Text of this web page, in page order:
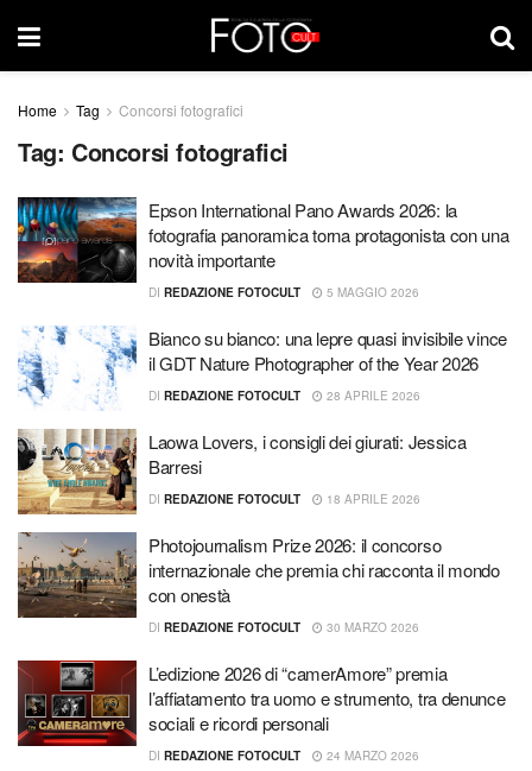
Home Tag Concorsi fotografici
Tag: Concorsi fotografici
Epson International Pano Awards 2026: la
fotografia panoramica torna protagonista con una
novità importante
DI REDAZIONE FOTOCULT 5 MAGGIO 2026
Bianco su bianco: una lepre quasi invisibile vince
il GDT Nature Photographer of the Year 2026
DI REDAZIONE FOTOCULT 28 APRILE 2026
Laowa Lovers, i consigli dei giurati: Jessica
Barresi
DI REDAZIONE FOTOCULT 18 APRILE 2026
Photojournalism Prize 2026: il concorso
internazionale che premia chi racconta il mondo
con onestà
DI REDAZIONE FOTOCULT 30 MARZO 2026
L’edizione 2026 di “camerAmore” premia
l’affiatamento tra uomo e strumento, tra denunce
sociali e ricordi personali
DI REDAZIONE FOTOCULT 24 MARZO 2026